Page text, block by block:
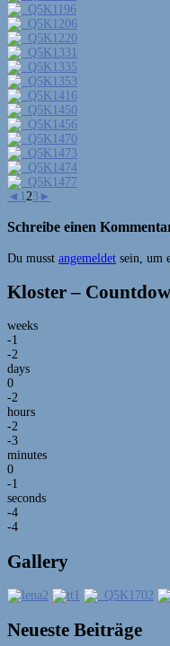
◄ 1 23 ►
Schreibe einen
Du musst angemeldet sein, um
Kloster –
weeks
-1
-2
days
0
-2
hours
-2
-3
minutes
0
-1
seconds
-4
-4
Gallery
Neueste Beiträge